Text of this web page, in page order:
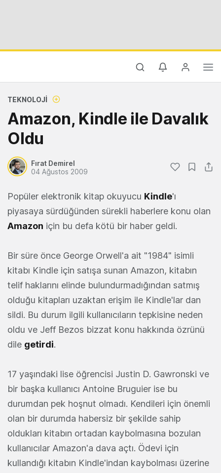
TEKNOLOJI
Amazon, Kindle ile Davalık
Oldu
Fırat Demirel
04 Ağustos 2009
Popüler elektronik kitap okuyucu Kindle'ı
piyasaya sürdüğünden sürekli haberlere konu olan
Amazon için bu defa kötü bir haber geldi.
Bir süre önce George Orwell'a ait "1984" isimli
kitabı Kindle için satışa sunan Amazon, kitabın
telif haklarını elinde bulundurmadığından satmış
olduğu kitapları uzaktan erişim ile Kindle'lar dan
sildi. Bu durum ilgili kullanıcıların tepkisine neden
oldu ve Jeff Bezos bizzat konu hakkında özrünü
dile getirdi.
17 yaşındaki lise öğrencisi Justin D. Gawronski ve
bir başka kullanıcı Antoine Bruguier ise bu
durumdan pek hoşnut olmadı. Kendileri için önemli
olan bir durumda habersiz bir şekilde sahip
oldukları kitabın ortadan kaybolmasına bozulan
kullanıcılar Amazon'a dava açtı. Ödevi için
kullandığı kitabın Kindle'indan kaybolması üzerine